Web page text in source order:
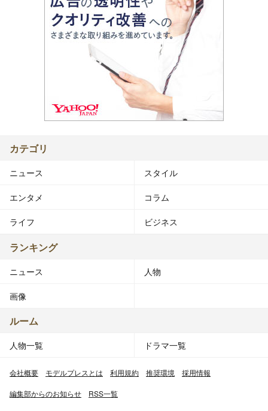
カテゴリ
ニュース スタイル
エンタメ コラム
ライフ ビジネス
ランキング
ニュース 人物
画像
ルーム
人物一覧 ドラマ一覧
会社概要 モデルプレスとは 利用規約 推奨環境 採用情報
編集部からのお知らせ RSS一覧